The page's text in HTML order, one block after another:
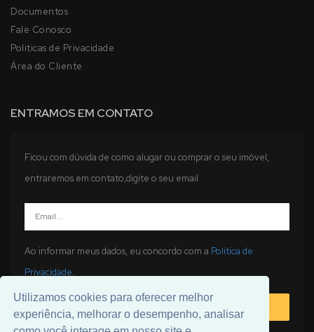
Utilizamos cookies para oferecer melhor
experiência, melhorar o desempenho, analisar
Documentos
Fale Conosco
Politicas de Privacidade
Área do Cliente
ENTRAMOS EM CONTATO
Ficou com dúvida de como alugar ou comprar o seu imóvel,
entraremos em contato,digite o seu email
Ao informar meus dados, eu concordo com a Política de
Privacidade.